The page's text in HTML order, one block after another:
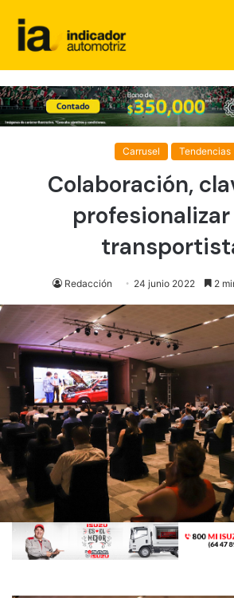
Carrusel Tendencias
Colaboración,
profesionalizar
Redacción 24 junio 2022 2